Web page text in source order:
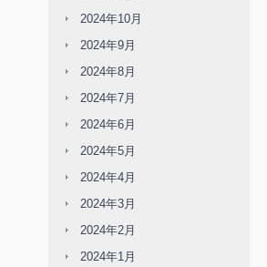
2024年10月
2024年9月
2024年8月
2024年7月
2024年6月
2024年5月
2024年4月
2024年3月
2024年2月
2024年1月